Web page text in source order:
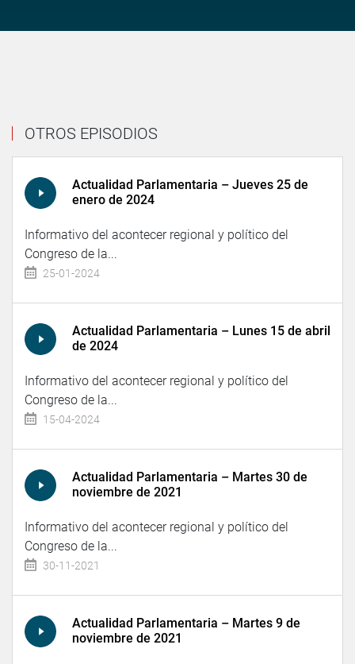
OTROS EPISODIOS
Actualidad Parlamentaria – Jueves 25 de
enero de 2024
Informativo del acontecer regional y político del
Congreso de la...
25-01-2024
Actualidad Parlamentaria – Lunes 15 de abril
de 2024
Informativo del acontecer regional y político del
Congreso de la...
15-04-2024
Actualidad Parlamentaria – Martes 30 de
noviembre de 2021
Informativo del acontecer regional y político del
Congreso de la...
30-11-2021
Actualidad Parlamentaria – Martes 9 de
noviembre de 2021